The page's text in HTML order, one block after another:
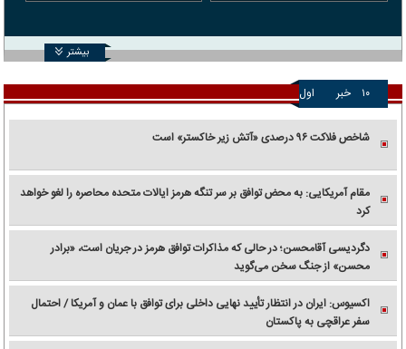
بیشتر
۱۰ خبر اول
شاخص فلاکت ۹۶ درصدی «آتش زیر خاکستر» است
مقام آمریکایی: به محض توافق بر سر تنگه هرمز ایالات متحده محاصره را لغو خواهد
کرد
دگردیسی آقامحسن؛ در حالی که مذاکرات توافق هرمز در جریان است، «برادر
محسن» از جنگ سخن می‌گوید
اکسیوس: ایران در انتظار تأیید نهایی داخلی برای توافق با عمان و آمریکا / احتمال
سفر عراقچی به پاکستان